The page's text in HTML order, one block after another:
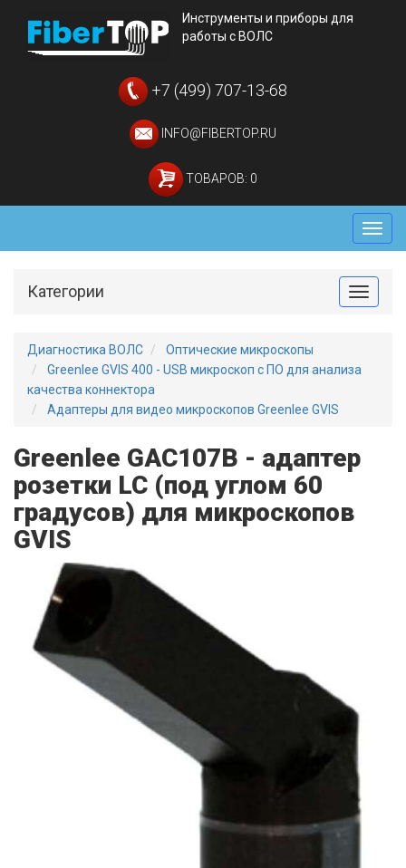
Инструменты и приборы для
работы с ВОЛС
+7 (499) 707-13-68
INFO@FIBERTOP.RU
ТОВАРОВ: 0
Меню
Toggle
Категории
Диагностика ВОЛС
Оптические микроскопы
Greenlee GVIS 400 - USB микроскоп с ПО для анализа
качества коннектора
Адаптеры для видео микроскопов Greenlee GVIS
Greenlee GAC107B - адаптер
розетки LC (под углом 60
градусов) для микроскопов
GVIS